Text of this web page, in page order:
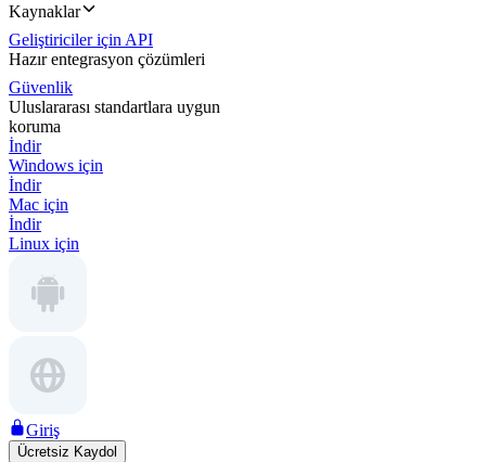
Kaynaklar
Geliştiriciler için API
Hazır entegrasyon çözümleri
Güvenlik
Uluslararası standartlara uygun
koruma
İndir
Windows için
İndir
Mac için
İndir
Linux için
Giriş
Ücretsiz Kaydol